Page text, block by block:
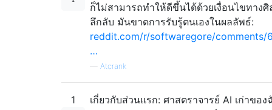
ก็ไม่สามารถทำให้ดีขึ้นได้ด้วยเงื่อนไขทาง
ลึกลับ มันขาดการรับรู้ตนเองในผลลัพธ์:
reddit.com/r/softwaregore/comments/
…
— Atcrank
1
เกี่ยวกับส่วนแรก: ศาสตราจารย์ AI เก่าของ